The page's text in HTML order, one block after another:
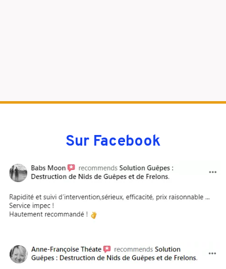
Sur Facebook